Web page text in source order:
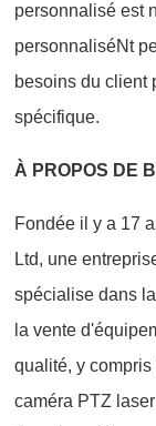
personnalisé est
personnaliséNt
besoins du client
spécifique.
À PROPOS DE
Fondée il y a 17
Ltd, une
spécialise dans
la vente
qualité, y
caméra PTZ